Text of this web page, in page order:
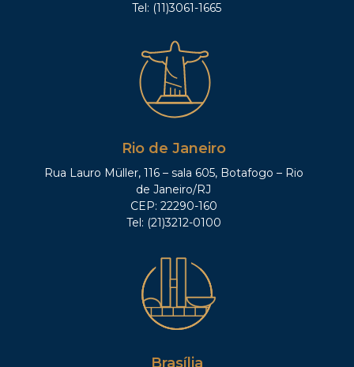
Tel: (11)3061-1665
Rio de Janeiro
Rua Lauro Müller, 116 – sala 605, Botafogo – Rio
de Janeiro/RJ
CEP: 22290-160
Tel: (21)3212-0100
Brasília